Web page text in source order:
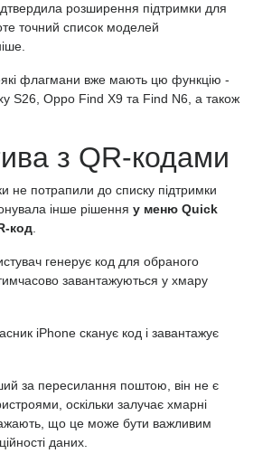
розширення підтримки для
точний список моделей
флагмани вже мають цю функцію -
S26, Oppo Find X9 та Find N6, а також
з QR-кодами
не потрапили до списку підтримки
інше рішення у меню Quick
код
генерує код для обраного
завантажуються у хмару
iPhone сканує код і завантажує
за пересилання поштою, він не є
оскільки залучає хмарні
що це може бути важливим
даних.